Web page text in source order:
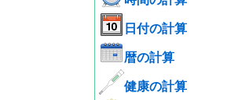
日付の計算
暦の計算
健康の計算